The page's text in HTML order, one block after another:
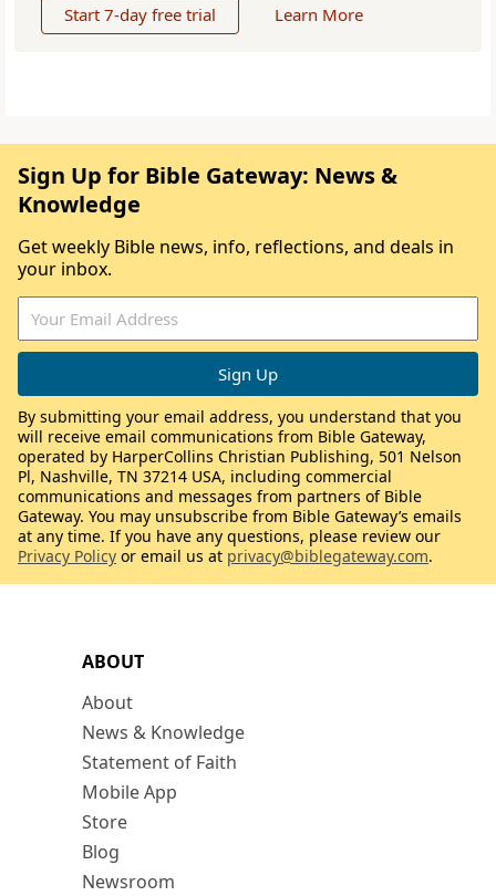
Start 7-day free trial Learn More
ABOUT
About
News & Knowledge
Statement of Faith
Mobile App
Store
Blog
Newsroom
Sign Up for Bible Gateway: News &
Knowledge
Get weekly Bible news, info, reflections, and deals in
your inbox.
By submitting your email address, you understand that you
will receive email communications from Bible Gateway,
operated by HarperCollins Christian Publishing, 501 Nelson
Pl, Nashville, TN 37214 USA, including commercial
communications and messages from partners of Bible
Gateway. You may unsubscribe from Bible Gateway’s emails
at any time. If you have any questions, please review our
Privacy Policy or email us at privacy@biblegateway.com.